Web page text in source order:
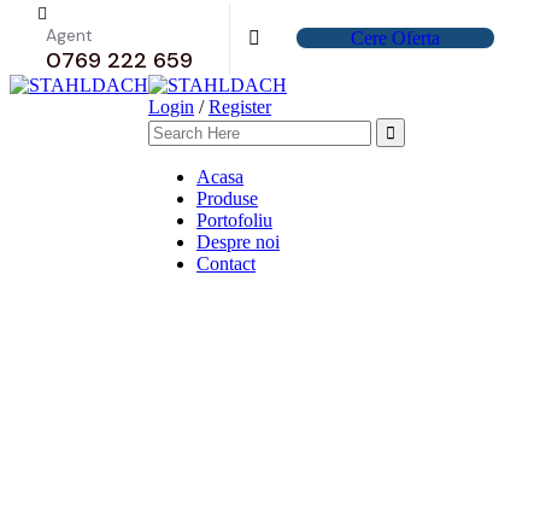
Agent
0769 222 659
Cere Oferta
Login / Register
Acasa
Produse
Portofoliu
Despre noi
Contact